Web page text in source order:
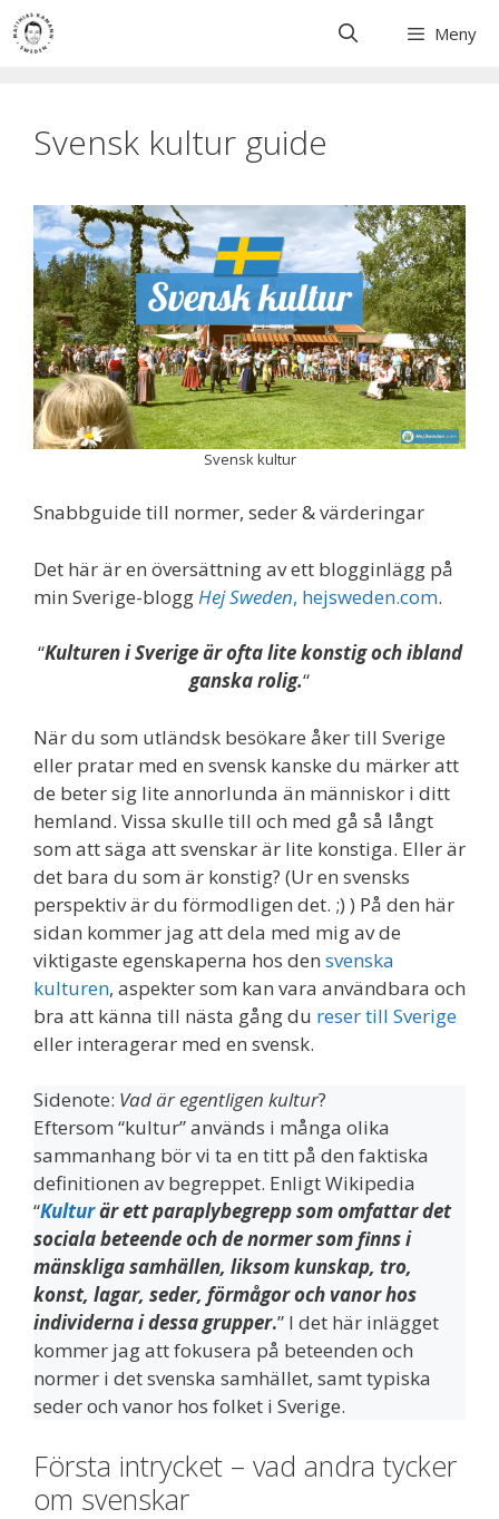
Skip
to
Meny
Svensk kultur guide
Svensk kultur
Snabbguide till normer, seder & värderingar
Det här är en översättning av ett blogginlägg på
min Sverige-blogg Hej Sweden, hejsweden.com.
“Kulturen i Sverige är ofta lite konstig och ibland
ganska rolig.“
När du som utländsk besökare åker till Sverige
eller pratar med en svensk kanske du märker att
de beter sig lite annorlunda än människor i ditt
hemland. Vissa skulle till och med gå så långt
som att säga att svenskar är lite konstiga. Eller är
det bara du som är konstig? (Ur en svensks
perspektiv är du förmodligen det. ;) ) På den här
sidan kommer jag att dela med mig av de
viktigaste egenskaperna hos den svenska
kulturen, aspekter som kan vara användbara och
bra att känna till nästa gång du reser till Sverige
eller interagerar med en svensk.
Sidenote: Vad är egentligen kultur?
Eftersom “kultur” används i många olika
sammanhang bör vi ta en titt på den faktiska
definitionen av begreppet. Enligt Wikipedia
“Kulturär ett paraplybegrepp som omfattar det
sociala beteende och de normer som finns i
mänskliga samhällen, liksom kunskap, tro,
konst, lagar, seder, förmågor och vanor hos
individerna i dessa grupper.” I det här inlägget
kommer jag att fokusera på beteenden och
normer i det svenska samhället, samt typiska
seder och vanor hos folket i Sverige.
Första intrycket – vad andra tycker
om svenskar